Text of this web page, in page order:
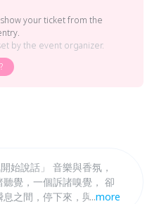
your ticket from the
by the event organizer.
音樂與香氛，
覺，一個訴諸嗅覺， 卻
之間，停下來，與自己
...more